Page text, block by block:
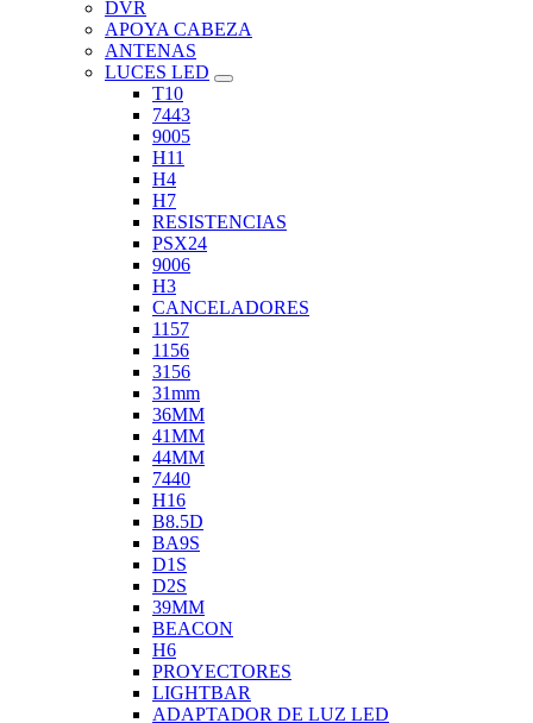
DVR
APOYA CABEZA
ANTENAS
LUCES LED
T10
7443
9005
H11
H4
H7
RESISTENCIAS
PSX24
9006
H3
CANCELADORES
1157
1156
3156
31mm
36MM
41MM
44MM
7440
H16
B8.5D
BA9S
D1S
D2S
39MM
BEACON
H6
PROYECTORES
LIGHTBAR
ADAPTADOR DE LUZ LED